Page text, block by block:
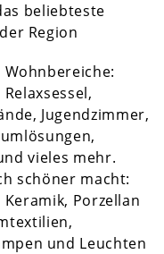
beliebteste
Region
Jugendzimmer,
vieles mehr.
schöner macht:
Porzellan
und Leuchten